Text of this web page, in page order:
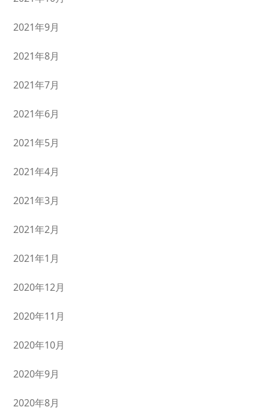
2021年9月
2021年8月
2021年7月
2021年6月
2021年5月
2021年4月
2021年3月
2021年2月
2021年1月
2020年12月
2020年11月
2020年10月
2020年9月
2020年8月